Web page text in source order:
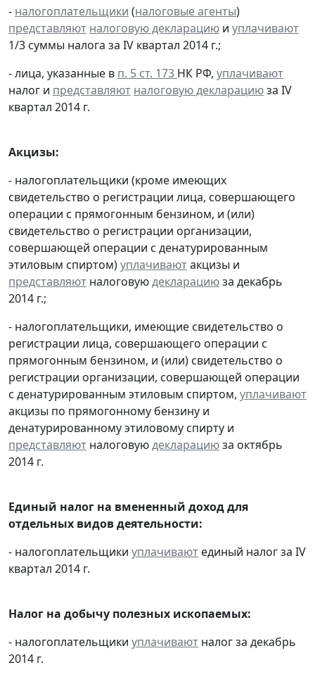
- налогоплательщики (налоговые агенты)
представляют налоговую декларацию и уплачивают
1/3 суммы налога за IV квартал 2014 г.;
- лица, указанные в п. 5 ст. 173 НК РФ, уплачивают
налог и представляют налоговую декларациюза IV
квартал 2014 г.
Акцизы:
- налогоплательщики (кроме имеющих
свидетельство о регистрации лица, совершающего
операции с прямогонным бензином, и (или)
свидетельство о регистрации организации,
совершающей операции с денатурированным
этиловым спиртом)уплачиваютакцизы и
представляют налоговуюдекларациюза декабрь
2014 г.;
- налогоплательщики, имеющие свидетельство о
регистрации лица, совершающего операции с
прямогонным бензином, и (или) свидетельство о
регистрации организации, совершающей операции
с денатурированным этиловым спиртом, уплачивают
акцизы по прямогонному бензину и
денатурированному этиловому спирту и
представляют налоговуюдекларациюза октябрь
2014 г.
Единый налог на вмененный доход для
отдельных видов деятельности:
- налогоплательщики уплачивают единый налог за IV
квартал 2014 г.
Налог на добычу полезных ископаемых:
- налогоплательщики уплачивают налог за декабрь
2014 г.